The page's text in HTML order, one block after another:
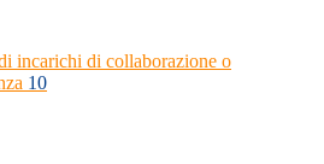
incarichi di collaborazione o
10